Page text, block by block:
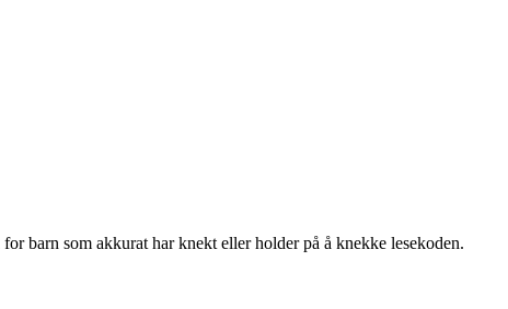
barn som akkurat har knekt eller holder på å knekke lesekoden.